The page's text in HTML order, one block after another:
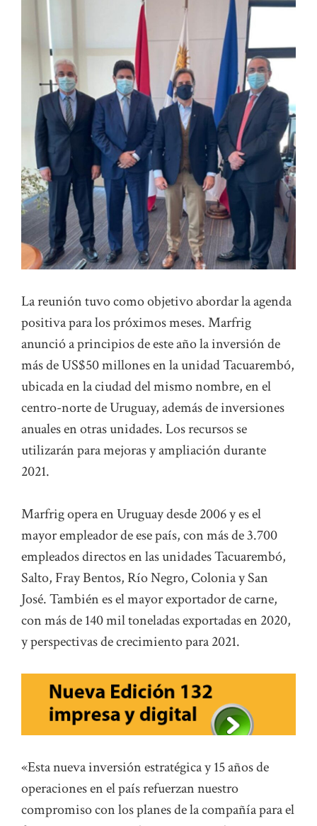
La reunión tuvo como objetivo abordar la agenda
positiva para los próximos meses. Marfrig
anunció a principios de este año la inversión de
más de US$50 millones en la unidad Tacuarembó,
ubicada en la ciudad del mismo nombre, en el
centro-norte de Uruguay, además de inversiones
anuales en otras unidades. Los recursos se
utilizarán para mejoras y ampliación durante
2021.
Marfrig opera en Uruguay desde 2006 y es el
mayor empleador de ese país, con más de 3.700
empleados directos en las unidades Tacuarembó,
Salto, Fray Bentos, Río Negro, Colonia y San
José. También es el mayor exportador de carne,
con más de 140 mil toneladas exportadas en 2020,
y perspectivas de crecimiento para 2021.
«Esta nueva inversión estratégica y 15 años de
operaciones en el país refuerzan nuestro
compromiso con los planes de la compañía para el